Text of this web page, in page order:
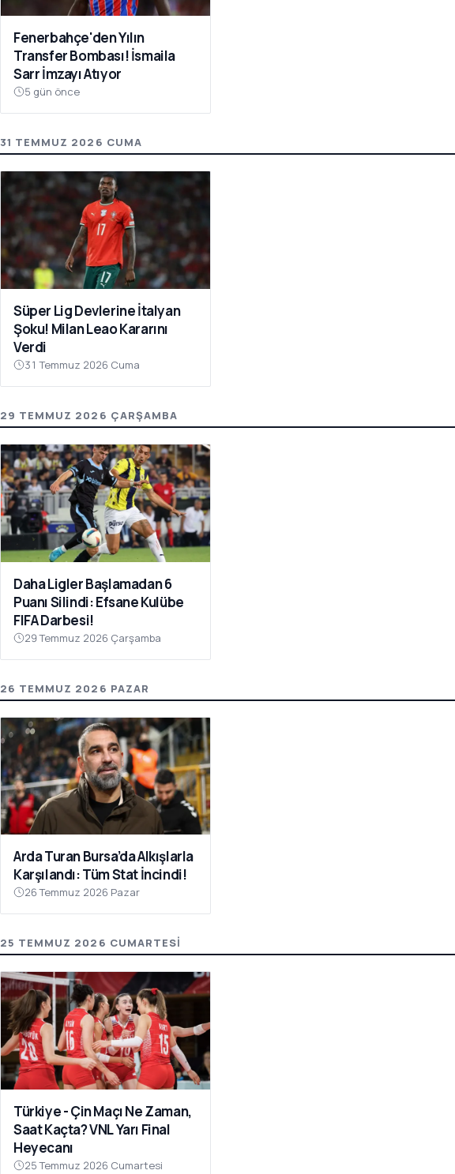
Fenerbahçe'den Yılın
Transfer Bombası! İsmaila
Sarr İmzayı Atıyor
5 gün önce
31 TEMMUZ 2026 CUMA
Süper Lig Devlerine İtalyan
Şoku! Milan Leao Kararını
Verdi
31 Temmuz 2026 Cuma
29 TEMMUZ 2026 ÇARŞAMBA
Daha Ligler Başlamadan 6
Puanı Silindi: Efsane Kulübe
FIFA Darbesi!
29 Temmuz 2026 Çarşamba
26 TEMMUZ 2026 PAZAR
Arda Turan Bursa’da Alkışlarla
Karşılandı: Tüm Stat İncindi!
26 Temmuz 2026 Pazar
25 TEMMUZ 2026 CUMARTESI
Türkiye - Çin Maçı Ne Zaman,
Saat Kaçta? VNL Yarı Final
Heyecanı
25 Temmuz 2026 Cumartesi